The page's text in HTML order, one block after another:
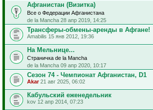
Афганистан (Визитка)
Все о Федерации Афганистана
de la Mancha 28 апр 2019, 14:25
Трансферы-обмены-аренды в Афгане!
Amabilis 15 янв 2012, 19:36
На Мельнице...
Страничка de la Mancha
de la Mancha 09 апр 2020, 10:17
Сезон 74 - Чемпионат Афганистан, D1
Akar21 авг 2025, 06:02
Кабульский еженедельник
kov 12 апр 2014, 07:23